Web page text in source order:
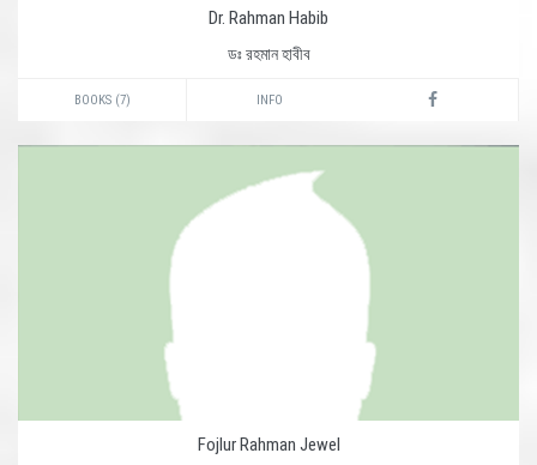
Dr. Rahman Habib
ডঃ রহমান হাবীব
BOOKS (7) INFO
Fojlur Rahman Jewel